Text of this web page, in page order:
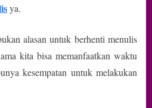
ya.
alasan untuk berhenti menulis
kita bisa memanfaatkan waktu
kesempatan untuk melakukan